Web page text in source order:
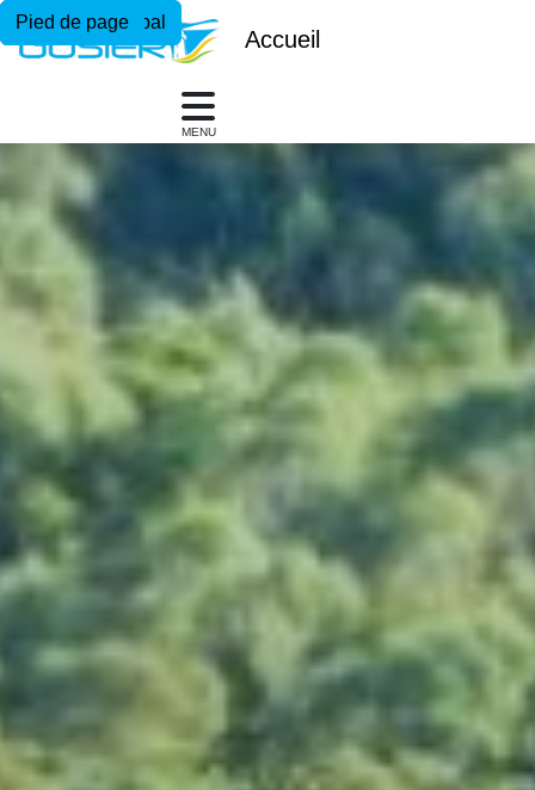
Menu principal
Contenu principal
Pied de page
Accueil
MENU